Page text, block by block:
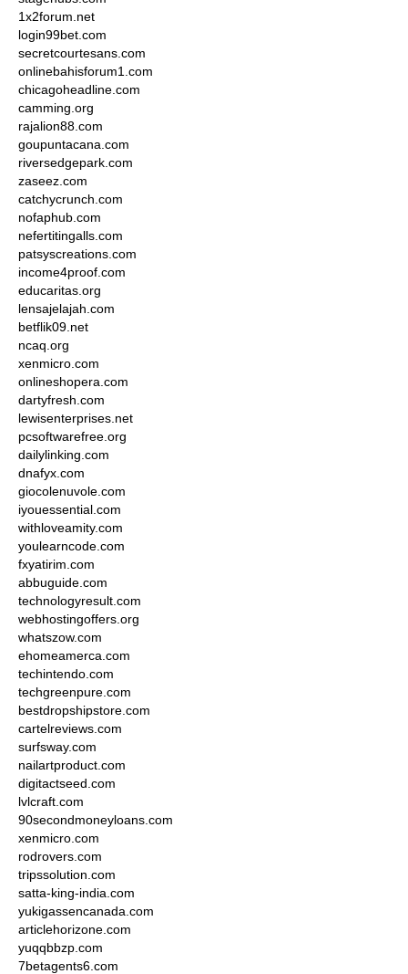
1x2forum.net
login99bet.com
secretcourtesans.com
onlinebahisforum1.com
chicagoheadline.com
camming.org
rajalion88.com
goupuntacana.com
riversedgepark.com
zaseez.com
catchycrunch.com
nofaphub.com
nefertitingalls.com
patsyscreations.com
income4proof.com
educaritas.org
lensajelajah.com
betflik09.net
ncaq.org
xenmicro.com
onlineshopera.com
dartyfresh.com
lewisenterprises.net
pcsoftwarefree.org
dailylinking.com
dnafyx.com
giocolenuvole.com
iyouessential.com
withloveamity.com
youlearncode.com
fxyatirim.com
abbuguide.com
technologyresult.com
webhostingoffers.org
whatszow.com
ehomeamerca.com
techintendo.com
techgreenpure.com
bestdropshipstore.com
cartelreviews.com
surfsway.com
nailartproduct.com
digitactseed.com
lvlcraft.com
90secondmoneyloans.com
xenmicro.com
rodrovers.com
tripssolution.com
satta-king-india.com
yukigassencanada.com
articlehorizone.com
yuqqbbzp.com
7betagents6.com